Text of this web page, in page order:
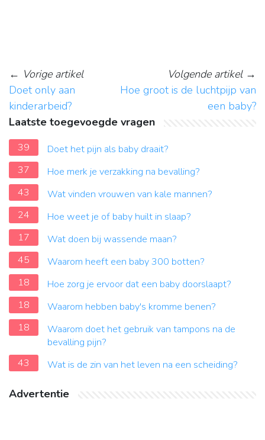
← Vorige artikel
Doet only aan
kinderarbeid?
Volgende artikel→
Hoe groot is de luchtpijp van
een baby?
Laatste toegevoegde vragen
39
Doet het pijn als baby draait?
37
Hoe merk je verzakking na bevalling?
43
Wat vinden vrouwen van kale mannen?
24
Hoe weet je of baby huilt in slaap?
17
Wat doen bij wassende maan?
45
Waarom heeft een baby 300 botten?
18
Hoe zorg je ervoor dat een baby doorslaapt?
18
Waarom hebben baby's kromme benen?
18
Waarom doet het gebruik van tampons na de
bevalling pijn?
43
Wat is de zin van het leven na een scheiding?
Advertentie